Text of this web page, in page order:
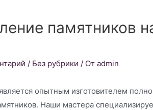
памятников
/ Без рубрики / От admin
опытным изготовителем
Наши мастера